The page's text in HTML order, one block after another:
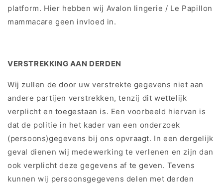
platform. Hier hebben wij Avalon lingerie / Le Papillon
mammacare geen invloed in.
VERSTREKKING AAN DERDEN
Wij zullen de door uw verstrekte gegevens niet aan
andere partijen verstrekken, tenzij dit wettelijk
verplicht en toegestaan is. Een voorbeeld hiervan is
dat de politie in het kader van een onderzoek
(persoons)gegevens bij ons opvraagt. In een dergelijk
geval dienen wij medewerking te verlenen en zijn dan
ook verplicht deze gegevens af te geven. Tevens
kunnen wij persoonsgegevens delen met derden